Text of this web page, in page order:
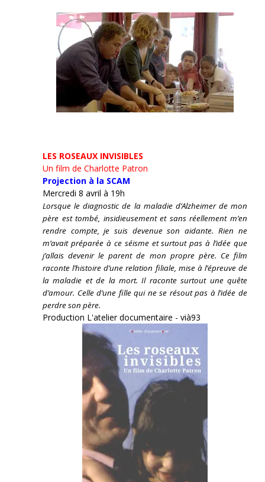
LES ROSEAUX INVISIBLES
Un film de Charlotte Patron
Projection à la SCAM
Mercredi 8 avril à 19h
Lorsque le diagnostic de la maladie d’Alzheimer de mon
père est tombé, insidieusement et sans réellement m’en
rendre compte, je suis devenue son aidante. Rien ne
m’avait préparée à ce séisme et surtout pas à l’idée que
j’allais devenir le parent de mon propre père. Ce film
raconte l’histoire d’une relation filiale, mise à l’épreuve de
la maladie et de la mort. Il raconte surtout une quête
d’amour. Celle d’une fille qui ne se résout pas à l’idée de
perdre son père.
Production L'atelier documentaire - vià93